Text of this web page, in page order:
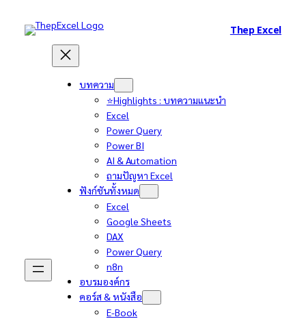
Thep Excel
บทความ
⭐Highlights : บทความแนะนำ
Excel
Power Query
Power BI
AI & Automation
ถามปัญหา Excel
ฟังก์ชันทั้งหมด
Excel
Google Sheets
DAX
Power Query
n8n
อบรมองค์กร
คอร์ส & หนังสือ
E-Book